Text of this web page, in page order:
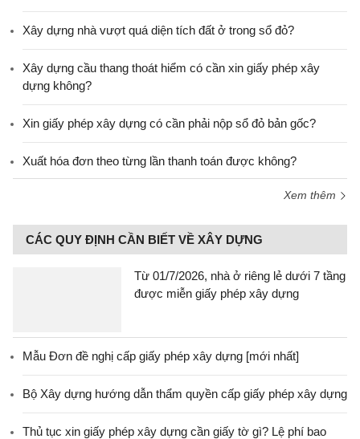
Xây dựng nhà vượt quá diện tích đất ở trong sổ đỏ?
Xây dựng cầu thang thoát hiểm có cần xin giấy phép xây
dựng không?
Xin giấy phép xây dựng có cần phải nộp sổ đỏ bản gốc?
Xuất hóa đơn theo từng lần thanh toán được không?
Xem thêm
CÁC QUY ĐỊNH CẦN BIẾT VỀ XÂY DỰNG
Từ 01/7/2026, nhà ở riêng lẻ dưới 7 tầng
được miễn giấy phép xây dựng
Mẫu Đơn đề nghị cấp giấy phép xây dựng [mới nhất]
Bộ Xây dựng hướng dẫn thẩm quyền cấp giấy phép xây dựng
Thủ tục xin giấy phép xây dựng cần giấy tờ gì? Lệ phí bao